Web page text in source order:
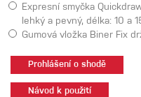
Expresní smyčka
lehký a pevný, délka: 10 a
Gumová vložka Biner Fix
Prohlášení o shodě
Návod k použití